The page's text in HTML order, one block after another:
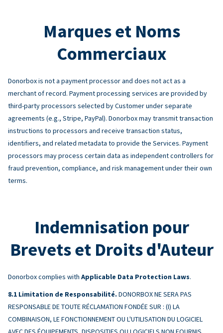
Marques et Noms
Commerciaux
Donorbox is not a payment processor and does not act as a
merchant of record. Payment processing services are provided by
third-party processors selected by Customer under separate
agreements (e.g., Stripe, PayPal). Donorbox may transmit transaction
instructions to processors and receive transaction status,
identifiers, and related metadata to provide the Services. Payment
processors may process certain data as independent controllers for
fraud prevention, compliance, and risk management under their own
terms.
Indemnisation pour
Brevets et Droits d'Auteur
Donorbox complies with Applicable Data Protection Laws.
Limitation de Responsabilité. DONORBOX NE SERA PAS
RESPONSABLE DE TOUTE RÉCLAMATION FONDÉE SUR : (I) LA
COMBINAISON, LE FONCTIONNEMENT OU L'UTILISATION DU LOGICIEL